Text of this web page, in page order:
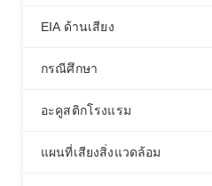
EIA ด้านเสียง
กรณีศึกษา
อะคูสติกโรงแรม
แผนที่เสียงสิ่งแวดล้อม